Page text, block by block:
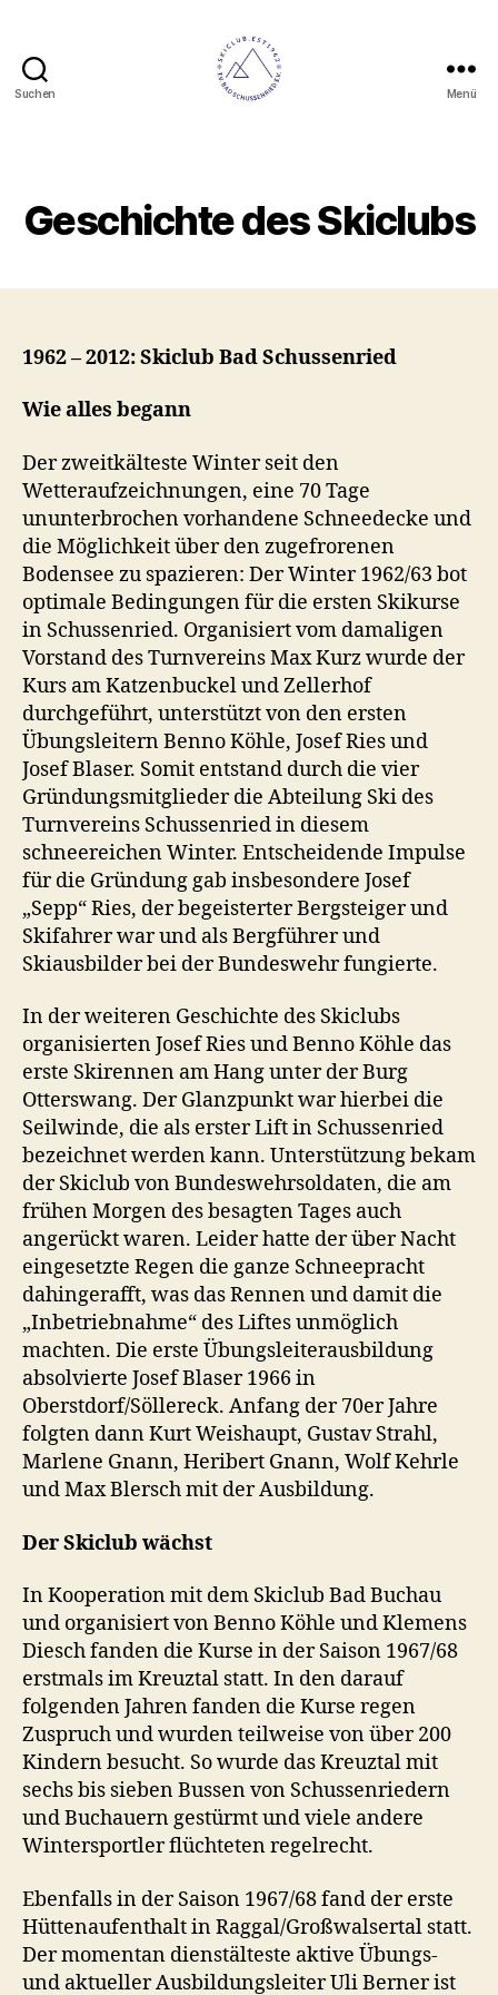
Suchen Menü
Geschichte des Skiclubs
1962 – 2012: Skiclub Bad Schussenried
Wie alles begann
Der zweitkälteste Winter seit den
Wetteraufzeichnungen, eine 70 Tage
ununterbrochen vorhandene Schneedecke und
die Möglichkeit über den zugefrorenen
Bodensee zu spazieren: Der Winter 1962/63 bot
optimale Bedingungen für die ersten Skikurse
in Schussenried. Organisiert vom damaligen
Vorstand des Turnvereins Max Kurz wurde der
Kurs am Katzenbuckel und Zellerhof
durchgeführt, unterstützt von den ersten
Übungsleitern Benno Köhle, Josef Ries und
Josef Blaser. Somit entstand durch die vier
Gründungsmitglieder die Abteilung Ski des
Turnvereins Schussenried in diesem
schneereichen Winter. Entscheidende Impulse
für die Gründung gab insbesondere Josef
„Sepp“ Ries, der begeisterter Bergsteiger und
Skifahrer war und als Bergführer und
Skiausbilder bei der Bundeswehr fungierte.
In der weiteren Geschichte des Skiclubs
organisierten Josef Ries und Benno Köhle das
erste Skirennen am Hang unter der Burg
Otterswang. Der Glanzpunkt war hierbei die
Seilwinde, die als erster Lift in Schussenried
bezeichnet werden kann. Unterstützung bekam
der Skiclub von Bundeswehrsoldaten, die am
frühen Morgen des besagten Tages auch
angerückt waren. Leider hatte der über Nacht
eingesetzte Regen die ganze Schneepracht
dahingerafft, was das Rennen und damit die
„Inbetriebnahme“ des Liftes unmöglich
machten. Die erste Übungsleiterausbildung
absolvierte Josef Blaser 1966 in
Oberstdorf/Söllereck. Anfang der 70er Jahre
folgten dann Kurt Weishaupt, Gustav Strahl,
Marlene Gnann, Heribert Gnann, Wolf Kehrle
und Max Blersch mit der Ausbildung.
Der Skiclub wächst
In Kooperation mit dem Skiclub Bad Buchau
und organisiert von Benno Köhle und Klemens
Diesch fanden die Kurse in der Saison 1967/68
erstmals im Kreuztal statt. In den darauf
folgenden Jahren fanden die Kurse regen
Zuspruch und wurden teilweise von über 200
Kindern besucht. So wurde das Kreuztal mit
sechs bis sieben Bussen von Schussenriedern
und Buchauern gestürmt und viele andere
Wintersportler flüchteten regelrecht.
Ebenfalls in der Saison 1967/68 fand der erste
Hüttenaufenthalt in Raggal/Großwalsertal statt.
Der momentan dienstälteste aktive Übungs-
und aktueller Ausbildungsleiter Uli Berner ist